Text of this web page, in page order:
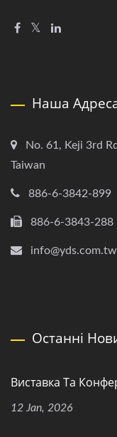
Наша
No. 61, Keji 3rd
Taiwan
886-6-3842-899
886-6-3843-288
info@yds.com.tw
Останні
Виставка Та
12 Jan, 2026